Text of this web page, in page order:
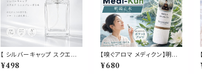
【 シルバーキャップ スクエア
ミニスプレーボトル 15ml 】1
本 クリア ガラス製 詰め替え
¥498
【嗅ぐアロマ メディクン】明鏡
止水 瞑想｜アガーウッド ラベ
ンダー ペパーミント クローブ
¥680